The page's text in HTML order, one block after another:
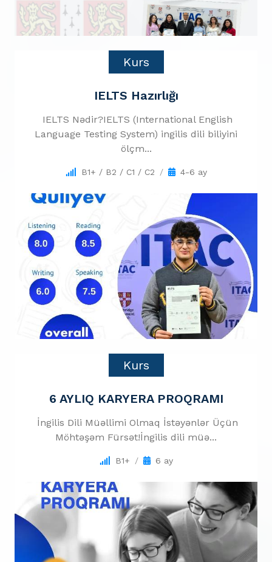
Kurs
IELTS Hazırlığı
IELTS Nədir?IELTS (International English
Language Testing System) ingilis dili biliyini
ölçm...
B1+ / B2 / C1 / C2 4-6 ay
Kurs
6 AYLIQ KARYERA PROQRAMI
İngilis Dili Müəllimi Olmaq İstəyənlər Üçün
Möhtəşəm Fürsət!İngilis dili müə...
B1+ 6 ay